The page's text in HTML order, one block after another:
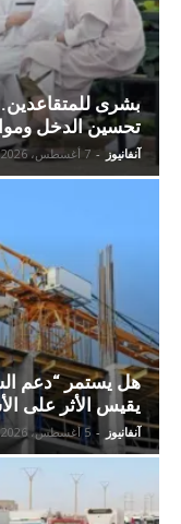
تحسين الدخل
آنفانيوز - 7 أغسطس، 2026
يقيس الأثر على
آنفانيوز - 5 أغسطس، 2026